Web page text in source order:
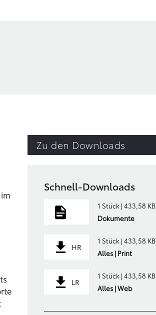
Zu den Downloads
Schnell-Downloads
1 Stück | 433,58 KB
Dokumente
HR
1 Stück | 433,58 KB
Alles | Print
LR
1 Stück | 433,58 KB
Alles | Web